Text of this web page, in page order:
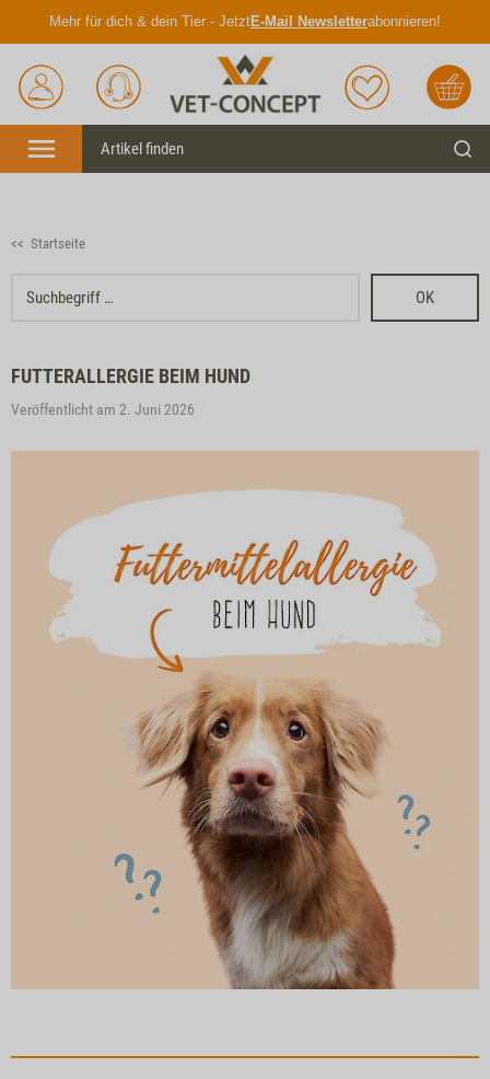
Mehr für dich & dein Tier - JetztE-Mail Newsletterabonnieren!
Anmelden
Unser
Service
Merkliste Warenkorb
Menü
<< Startseite
OK
FUTTERALLERGIE BEIM HUND
Veröffentlicht am 2. Juni 2026